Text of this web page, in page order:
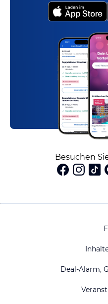
Besuchen
Deal-Alarm,